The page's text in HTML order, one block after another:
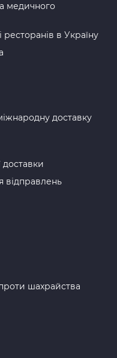
медичного
в Україну
доставку
доставки
відправлень
шахрайства